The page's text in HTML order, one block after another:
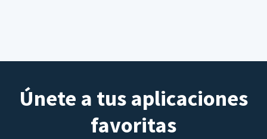
Únete a tus aplicaciones
favoritas